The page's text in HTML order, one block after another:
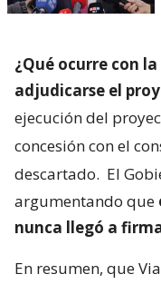
¿Qué ocurre con
adjudicarse el
ejecución del
concesión con el
descartado. El
argumentando que
nunca llegó a
En resumen, que